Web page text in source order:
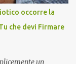
occorre la
che devi Firmare
un